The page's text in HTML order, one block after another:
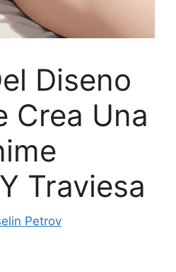
Diseno
Crea Una
Traviesa
Petrov